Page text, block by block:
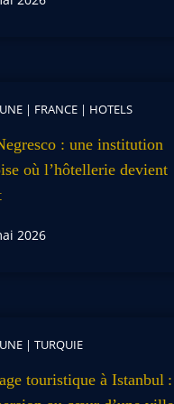
| FRANCE| HOTELS
: une institution
où l’hôtellerie devient
2026
| TURQUIE
touristique à Istanbul :